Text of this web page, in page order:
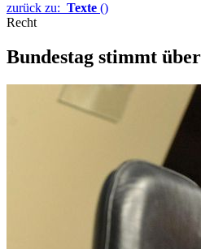
zurück zu: Texte ()
Recht
Bundestag stimmt